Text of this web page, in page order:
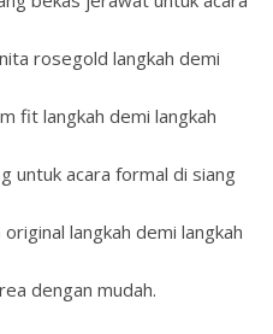
rosegold langkah demi
fit langkah demi langkah
untuk acara formal di siang
langkah demi langkah
dengan mudah.